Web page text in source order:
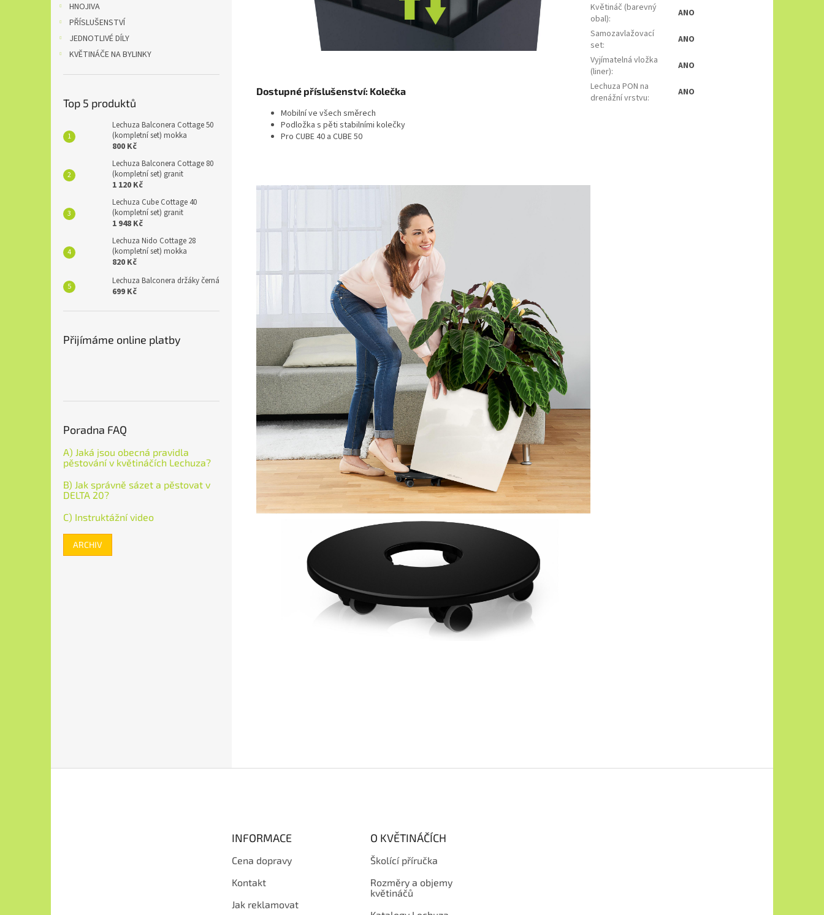
HNOJIVA
PŘÍSLUŠENSTVÍ
JEDNOTLIVÉ DÍLY
KVĚTINÁČE NA BYLINKY
Top 5 produktů
Lechuza Balconera Cottage 50
(kompletní set) mokka
800 Kč
Lechuza Balconera Cottage 80
(kompletní set) granit
1 120 Kč
Lechuza Cube Cottage 40
(kompletní set) granit
1 948 Kč
Lechuza Nido Cottage 28
(kompletní set) mokka
820 Kč
Lechuza Balconera držáky černá
699 Kč
Přijímáme online platby
Poradna FAQ
A) Jaká jsou obecná pravidla
pěstování v květináčích Lechuza?
B) Jak správně sázet a pěstovat v
DELTA 20?
C) Instruktážní video
ARCHIV
Dostupné příslušenství: Kolečka
Mobilní ve všech směrech
Podložka s pěti stabilními kolečky
Pro CUBE 40 a CUBE 50
Květináč (barevný
obal):
ANO
Samozavlažovací
set:
ANO
Vyjímatelná vložka
(liner):
ANO
Lechuza PON na
drenážní vrstvu: ANO
INFORMACE
Cena dopravy
Kontakt
Jak reklamovat
O KVĚTINÁČÍCH
Školící příručka
Rozměry a objemy
květináčů